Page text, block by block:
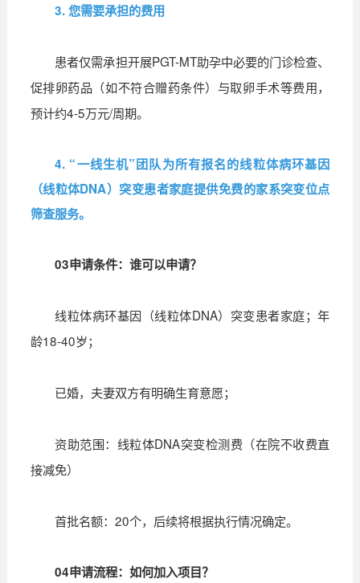
3. 您需要承担的费用
患者仅需承担开展PGT-MT助孕中必要的门诊检查、
促排卵药品（如不符合赠药条件）与取卵手术等费用，
预计约4-5万元/周期。
4. “一线生机”团队为所有报名的线粒体病环基因
（线粒体DNA）突变患者家庭提供免费的家系突变位点
筛查服务。
03申请条件：谁可以申请？
线粒体病环基因（线粒体DNA）突变患者家庭；年
龄18-40岁；
已婚，夫妻双方有明确生育意愿；
资助范围：线粒体DNA突变检测费（在院不收费直
接减免）
首批名额：20个，后续将根据执行情况确定。
04申请流程：如何加入项目？